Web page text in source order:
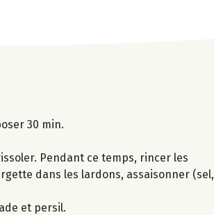
30 min.
Pendant ce temps, rincer les
dans les lardons, assaisonner (sel,
et persil.